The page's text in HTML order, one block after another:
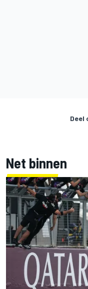
Deel
Net binnen